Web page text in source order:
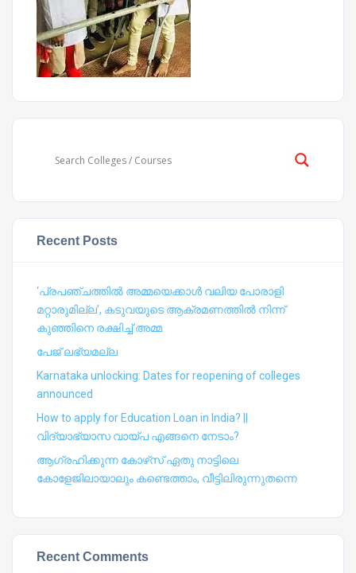
Recent Posts
‘പ്രപഞ്ചത്തില്‍ അമ്മയെക്കാള്‍ വലിയ പോരാളി
മറ്റാരുമില്ല’, കടുവയുടെ ആക്രമണത്തില്‍ നിന്ന്
കുഞ്ഞിനെ രക്ഷിച്ച് അമ്മ
പേജ് ലഭ്യമല്ല
Karnataka unlocking: Dates for reopening of colleges
announced
How to apply for Education Loan in India? ||
വിദ്യാഭ്യാസ വായ്പ എങ്ങനെ നേടാം?
ആഗ്രഹിക്കുന്ന കോഴ്‍സ് ഏതു നാട്ടിലെ
കോളേജിലായാലും കണ്ടെത്താം, വീട്ടിലിരുന്നുതന്നെ
Recent Comments